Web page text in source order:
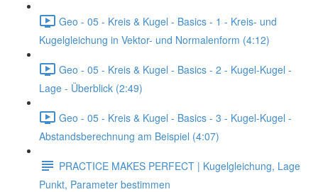
Geo - 05 - Kreis & Kugel - Basics - 1 - Kreis- und
Kugelgleichung in Vektor- und Normalenform (4:12)
Geo - 05 - Kreis & Kugel - Basics - 2 - Kugel-Kugel -
Lage - Überblick (2:49)
Geo - 05 - Kreis & Kugel - Basics - 3 - Kugel-Kugel -
Abstandsberechnung am Beispiel (4:07)
PRACTICE MAKES PERFECT | Kugelgleichung, Lage
Punkt, Parameter bestimmen